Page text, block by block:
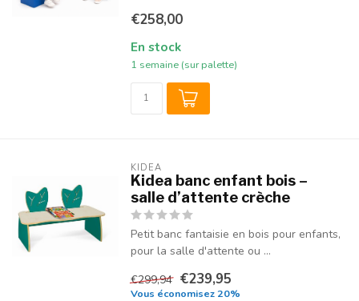
€258,00
En stock
1 semaine (sur palette)
KIDEA
Kidea banc enfant bois –
salle d’attente crèche
Petit banc fantaisie en bois pour enfants,
pour la salle d'attente ou ...
€299,94 €239,95
Vous économisez 20%